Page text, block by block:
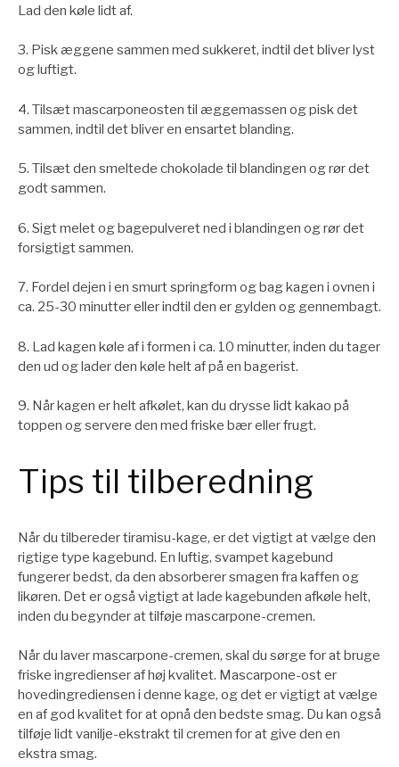
Lad den køle lidt af.
3. Pisk æggene sammen med sukkeret, indtil det bliver lyst
og luftigt.
4. Tilsæt mascarponeosten til æggemassen og pisk det
sammen, indtil det bliver en ensartet blanding.
5. Tilsæt den smeltede chokolade til blandingen og rør det
godt sammen.
6. Sigt melet og bagepulveret ned i blandingen og rør det
forsigtigt sammen.
7. Fordel dejen i en smurt springform og bag kagen i ovnen i
ca. 25-30 minutter eller indtil den er gylden og gennembagt.
8. Lad kagen køle af i formen i ca. 10 minutter, inden du tager
den ud og lader den køle helt af på en bagerist.
9. Når kagen er helt afkølet, kan du drysse lidt kakao på
toppen og servere den med friske bær eller frugt.
Tips til tilberedning
Når du tilbereder tiramisu-kage, er det vigtigt at vælge den
rigtige type kagebund. En luftig, svampet kagebund
fungerer bedst, da den absorberer smagen fra kaffen og
likøren. Det er også vigtigt at lade kagebunden afkøle helt,
inden du begynder at tilføje mascarpone-cremen.
Når du laver mascarpone-cremen, skal du sørge for at bruge
friske ingredienser af høj kvalitet. Mascarpone-ost er
hovedingrediensen i denne kage, og det er vigtigt at vælge
en af ​​god kvalitet for at opnå den bedste smag. Du kan også
tilføje lidt vanilje-ekstrakt til cremen for at give den en
ekstra smag.